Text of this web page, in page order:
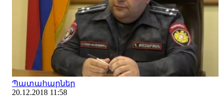
Պատահարներ
20.12.2018 11:58